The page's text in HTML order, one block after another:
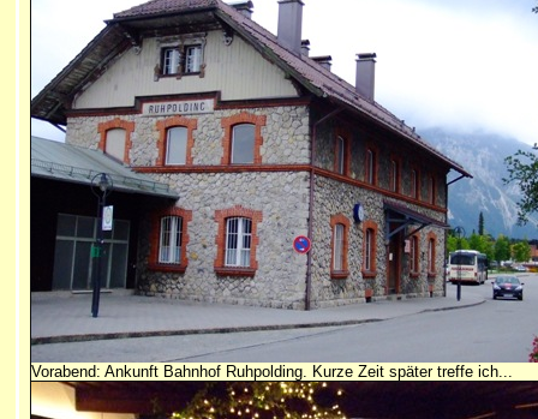
Vorabend: Ankunft Bahnhof Ruhpolding. Kurze Zeit später treffe ich...